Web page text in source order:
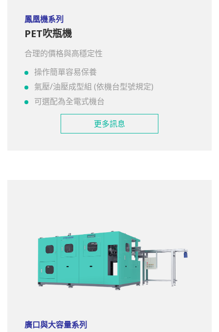
鳳凰機系列
PET吹瓶機
合理的價格與高穩定性
操作簡單容易保養
氣壓/油壓成型組 (依機台型號規定)
可選配為全電式機台
更多訊息
廣口與大容量系列